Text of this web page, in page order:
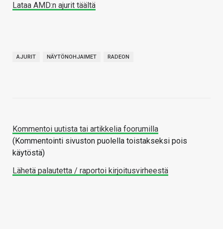
Lataa AMD:n ajurit täältä
AJURIT NÄYTÖNOHJAIMET RADEON
Kommentoi uutista tai artikkelia foorumilla
(Kommentointi sivuston puolella toistakseksi pois
käytöstä)
Lähetä palautetta / raportoi kirjoitusvirheestä